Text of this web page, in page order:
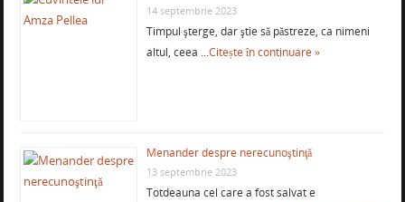
14 septembrie 2023
Timpul şterge, dar ştie să păstreze, ca nimeni
altul, ceea …Citește în continuare »
Menander despre nerecunoştinţă
13 septembrie 2023
Totdeauna cel care a fost salvat e